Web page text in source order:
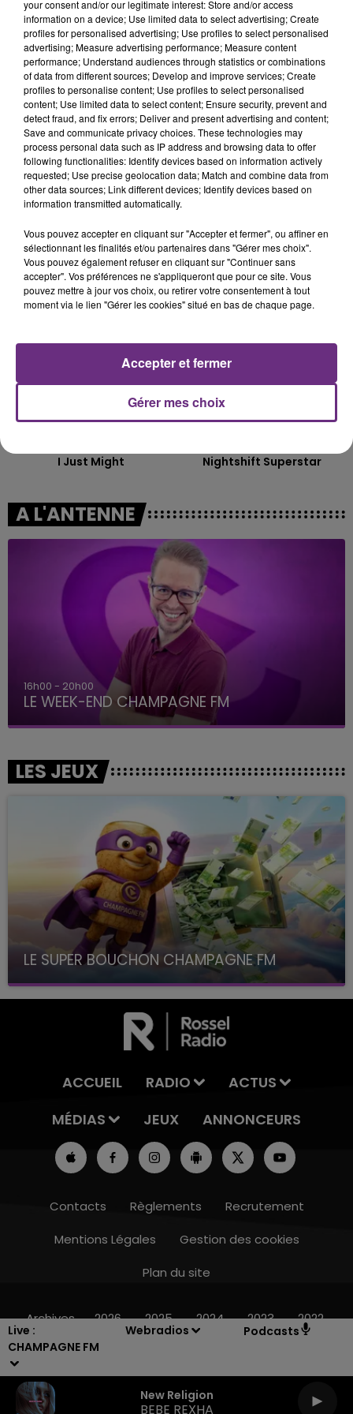
Live :
CHAMPAGNE FM
Webradios Podcasts
New Religion
BEBE REXHA
7h00 - 12h00
fermer ses portes.
TITRES DIFFUSÉS
12h02
12h02
BEBE REXHA
New Religion
11h57
11h57
AMBRE
J'me Demande
11h54
11h54
I Just Might
11h48
11h48
Nightshift Superstar
A L'ANTENNE
16h00 - 20h00
LE WEEK-END CHAMPAGNE FM
LES JEUX
LE SUPER BOUCHON CHAMPAGNE FM
avec La Famille Champagne FM, à 8H10
ACCUEIL RADIO
ACTUS
MÉDIAS
JEUX ANNONCEURS
Contacts Règlements
Recrutement
Mentions Légales
Gestion des cookies
Plan du site
Archives 2026 2025 2024 2023 2022
your consent and/or our legitimate interest: Store and/or access
information on a device; Use limited data to select advertising; Create
profiles for personalised advertising; Use profiles to select personalised
advertising; Measure advertising performance; Measure content
performance; Understand audiences through statistics or combinations
of data from different sources; Develop and improve services; Create
profiles to personalise content; Use profiles to select personalised
content; Use limited data to select content; Ensure security, prevent and
detect fraud, and fix errors; Deliver and present advertising and content;
Save and communicate privacy choices. These technologies may
process personal data such as IP address and browsing data to offer
following functionalities: Identify devices based on information actively
requested; Use precise geolocation data; Match and combine data from
other data sources; Link different devices; Identify devices based on
information transmitted automatically.
Vous pouvez accepter en cliquant sur "Accepter et fermer", ou affiner en
sélectionnant les finalités et/ou partenaires dans "Gérer mes choix".
Vous pouvez également refuser en cliquant sur "Continuer sans
accepter". Vos préférences ne s'appliqueront que pour ce site. Vous
pouvez mettre à jour vos choix, ou retirer votre consentement à tout
moment via le lien "Gérer les cookies" situé en bas de chaque page.
Gérer mes choix
Accepter et fermer